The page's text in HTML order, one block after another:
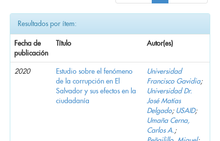
Resultados por ítem:
Fecha de
publicación
Título Autor(es)
2020
Estudio sobre el fenómeno
de la corrupción en El
Salvador y sus efectos en la
ciudadanía
Universidad
Francisco Gavidia;
Universidad Dr.
José Matías
Delgado; USAID;
Umaña Cerna,
Carlos A.;